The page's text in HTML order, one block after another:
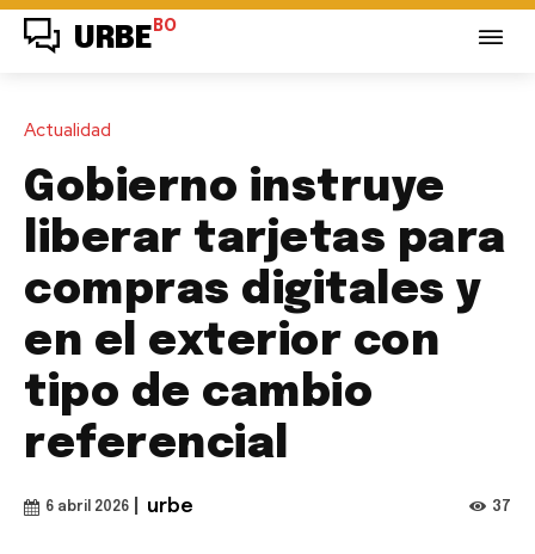
URBE BO
Actualidad
Gobierno instruye
liberar tarjetas para
compras digitales y
en el exterior con
tipo de cambio
referencial
6 abril 2026 urbe 37